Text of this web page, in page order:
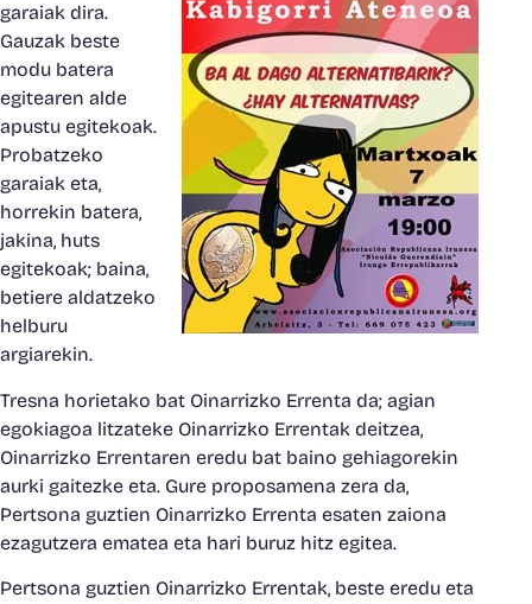
garaiak dira.
Gauzak beste
modu batera
egitearen alde
apustu egitekoak.
Probatzeko
garaiak eta,
horrekin batera,
jakina, huts
egitekoak; baina,
betiere aldatzeko
helburu
argiarekin.
Tresna horietako bat Oinarrizko Errenta da; agian
egokiagoa litzateke Oinarrizko Errentak deitzea,
Oinarrizko Errentaren eredu bat baino gehiagorekin
aurki gaitezke eta. Gure proposamena zera da,
Pertsona guztien Oinarrizko Errenta esaten zaiona
ezagutzera ematea eta hari buruz hitz egitea.
Pertsona guztien Oinarrizko Errentak, beste eredu eta